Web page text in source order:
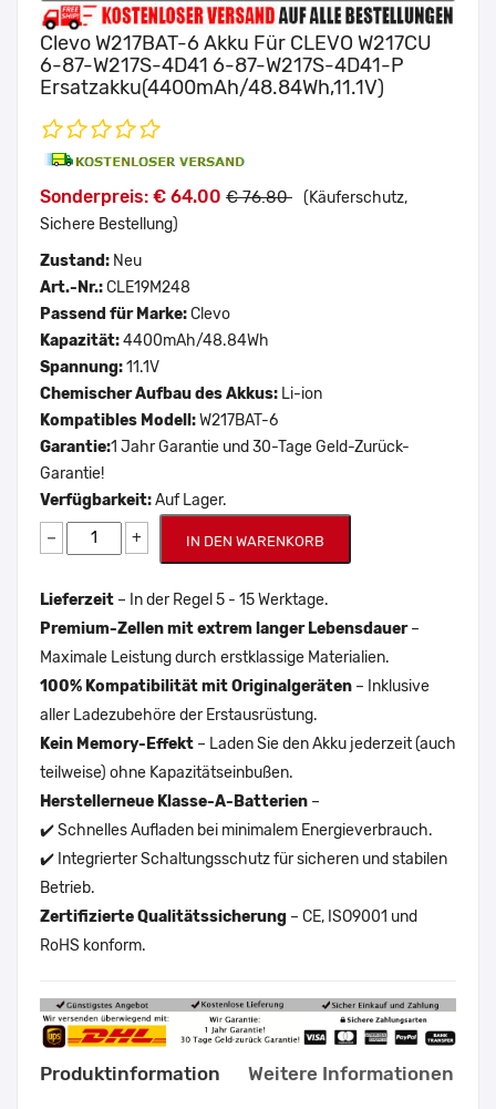
Clevo W217BAT-6 Akku Für CLEVO W217CU
6-87-W217S-4D41 6-87-W217S-4D41-P
Ersatzakku(4400mAh/48.84Wh,11.1V)
Sonderpreis: € 64.00 € 76.80 (Käuferschutz,
Sichere Bestellung)
Zustand: Neu
Art.-Nr.:CLE19M248
Passend für Marke:Clevo
Kapazität:4400mAh/48.84Wh
Spannung:11.1V
Chemischer Aufbau des Akkus: Li-ion
Kompatibles Modell:W217BAT-6
Garantie:1 Jahr Garantie und 30-Tage Geld-Zurück-
Garantie!
Verfügbarkeit:Auf Lager.
− + IN DEN WARENKORB
Lieferzeit – In der Regel 5 - 15 Werktage.
Premium-Zellen mit extrem langer Lebensdauer–
Maximale Leistung durch erstklassige Materialien.
100% Kompatibilität mit Originalgeräten – Inklusive
aller Ladezubehöre der Erstausrüstung.
Kein Memory-Effekt – Laden Sie den Akku jederzeit (auch
teilweise) ohne Kapazitätseinbußen.
Herstellerneue Klasse-A-Batterien –
✔️ Schnelles Aufladen bei minimalem Energieverbrauch.
✔️ Integrierter Schaltungsschutz für sicheren und stabilen
Betrieb.
Zertifizierte Qualitätssicherung – CE, ISO9001 und
RoHS konform.
Produktinformation Weitere Informationen